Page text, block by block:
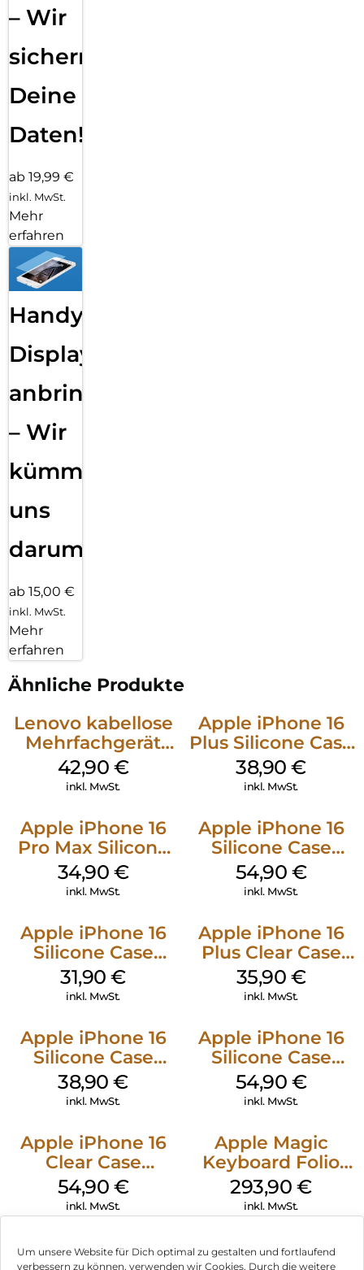
Um unsere Website für Dich optimal zu gestalten und fortlaufend
verbessern zu können, verwenden wir Cookies. Durch die weitere
– Wir
sichern
Deine
Daten!
ab 19,99 €
inkl. MwSt.
Mehr
erfahren
Handy
Displayfolie
anbringen
– Wir
kümmern
uns
darum!
ab 15,00 €
inkl. MwSt.
Mehr
erfahren
Ähnliche Produkte
Lenovo kabellose
Mehrfachgerät
Luna Grey
42,90 €
inkl. MwSt.
Apple iPhone 16
Plus Silicone Case
MagSafe Denim
38,90€
inkl. MwSt.
Apple iPhone 16
Pro Max Silicone
Case MagSafe
Denim
34,90 €
inkl. MwSt.
Apple iPhone 16
Silicone Case
MagSafe Black
54,90 €
inkl. MwSt.
Apple iPhone 16
Silicone Case
MagSafe Fuchsia
31,90€
inkl. MwSt.
Apple iPhone 16
Plus Clear Case
MagSafe
Transparent
35,90 €
inkl. MwSt.
Apple iPhone 16
Silicone Case
MagSafe
Ultramarine
38,90€
inkl. MwSt.
Apple iPhone 16
Silicone Case
MagSafe Lake
Green
54,90 €
inkl. MwSt.
Apple iPhone 16
Clear Case
MagSafe
Transparent
54,90 €
inkl. MwSt.
Apple Magic
Keyboard Folio
iPad 10.9″ (10.Gen.)
Weiß
293,90€
inkl. MwSt.